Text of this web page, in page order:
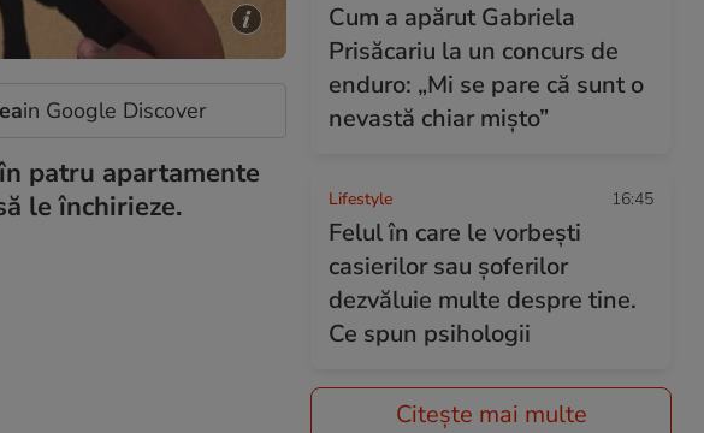
in Google Discover
patru apartamente
le închirieze.
Cum a apărut Gabriela
Prisăcariu la un concurs de
enduro: „Mi se pare că sunt o
nevastă chiar mișto”
Lifestyle 16:45
Felul în care le vorbești
casierilor sau șoferilor
dezvăluie multe despre tine.
Ce spun psihologii
Citește mai multe